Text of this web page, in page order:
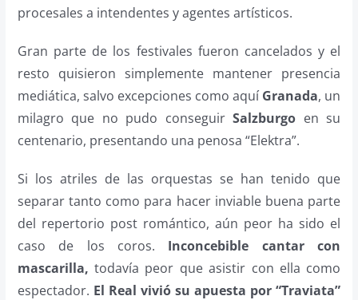
procesales a intendentes y agentes artísticos.
Gran parte de los festivales fueron cancelados y el
resto quisieron simplemente mantener presencia
mediática, salvo excepciones como aquí Granada, un
milagro que no pudo conseguirSalzburgo en su
centenario, presentando una penosa “Elektra”.
Si los atriles de las orquestas se han tenido que
separar tanto como para hacer inviable buena parte
del repertorio post romántico, aún peor ha sido el
caso de los coros. Inconcebible cantar con
mascarilla, todavía peor que asistir con ella como
espectador. El Real vivió su apuesta por “Traviata”